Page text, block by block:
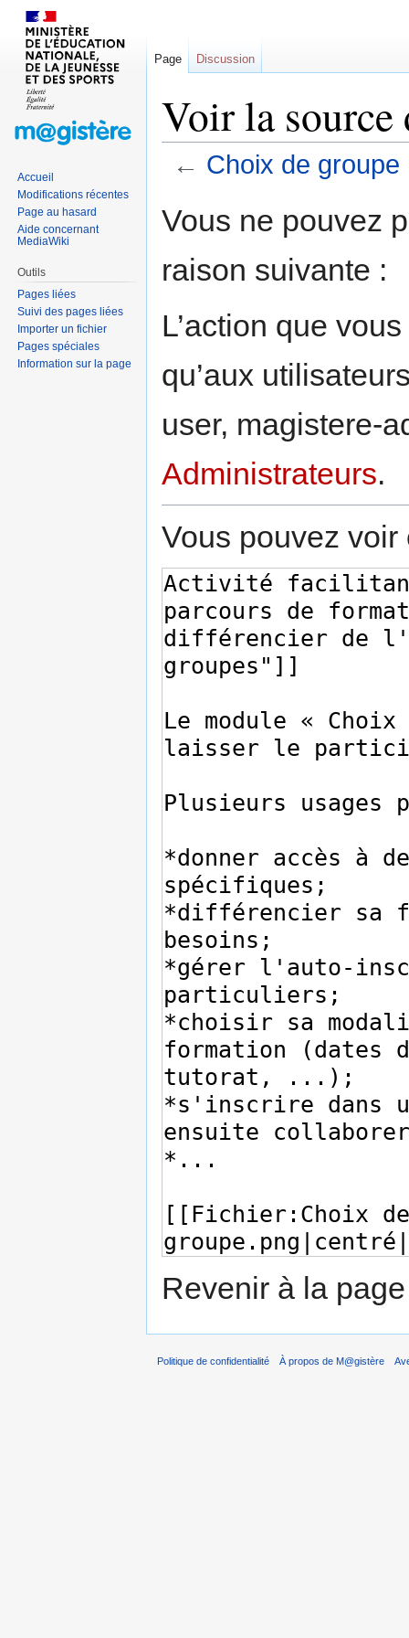
Voir la source
← Choix de groupe
à
navigation
à
recherche
Vous ne pouvez
raison suivante :
L’action que
qu’aux
user, magistere-
Administrateurs.
Vous pouvez
Revenir à la
Page Discussion
Accueil
Modifications récentes
Page au hasard
Aide concernant
MediaWiki
Outils
Pages liées
Suivi des pages liées
Importer un fichier
Pages spéciales
Information sur la page
Politique de confidentialité À propos de M@gistère